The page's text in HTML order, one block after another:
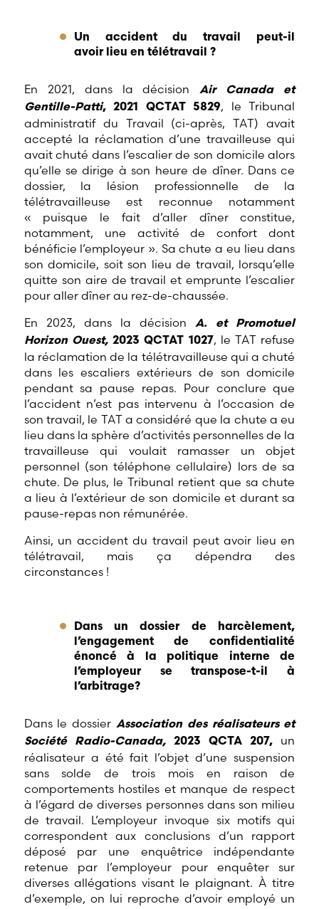
Un accident du travail peut-il
avoir lieu en télétravail ?
En 2021, dans la décisionAir Canada et
Gentille-Patti, 2021 QCTAT 5829, le Tribunal
administratif du Travail (ci-après, TAT) avait
accepté la réclamation d’une travailleuse qui
avait chuté dans l’escalier de son domicile alors
qu’elle se dirige à son heure de dîner. Dans ce
dossier, la lésion professionnelle de la
télétravailleuse est reconnue notamment
« puisque le fait d’aller dîner constitue,
notamment, une activité de confort dont
bénéficie l’employeur ». Sa chute a eu lieu dans
son domicile, soit son lieu de travail, lorsqu’elle
quitte son aire de travail et emprunte l’escalier
pour aller dîner au rez-de-chaussée.
En 2023, dans la décisionA. et Promotuel
Horizon Ouest,2023 QCTAT 1027, le TAT refuse
la réclamation de la télétravailleuse qui a chuté
dans les escaliers extérieurs de son domicile
pendant sa pause repas. Pour conclure que
l’accident n’est pas intervenu à l’occasion de
son travail, le TAT a considéré que la chute a eu
lieu dans la sphère d’activités personnelles de la
travailleuse qui voulait ramasser un objet
personnel (son téléphone cellulaire) lors de sa
chute. De plus, le Tribunal retient que sa chute
a lieu à l’extérieur de son domicile et durant sa
pause-repas non rémunérée.
Ainsi, un accident du travail peut avoir lieu en
télétravail, mais ça dépendra des
circonstances !
Dans un dossier de harcèlement,
l’engagement de confidentialité
énoncé à la politique interne de
l’employeur se transpose-t-il à
l’arbitrage?
Dans le dossier Association des réalisateurs et
Société Radio-Canada, 2023 QCTA 207,
un
réalisateur a été fait l’objet d’une suspension
sans solde de trois mois en raison de
comportements hostiles et manque de respect
à l’égard de diverses personnes dans son milieu
de travail. L’employeur invoque six motifs qui
correspondent aux conclusions d’un rapport
déposé par une enquêtrice indépendante
retenue par l’employeur pour enquêter sur
diverses allégations visant le plaignant. À titre
d’exemple, on lui reproche d’avoir employé un